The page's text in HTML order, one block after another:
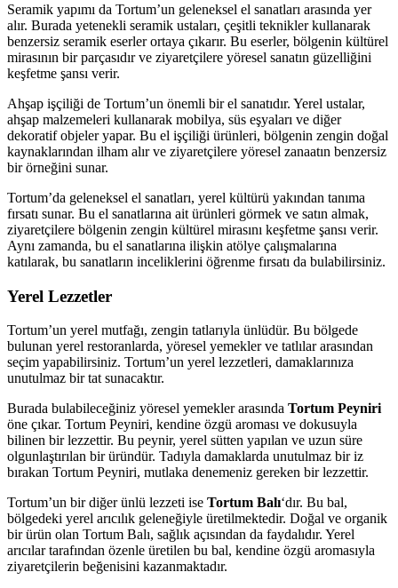
Seramik yapımı da Tortum’un geleneksel el sanatları arasında yer
alır. Burada yetenekli seramik ustaları, çeşitli teknikler kullanarak
benzersiz seramik eserler ortaya çıkarır. Bu eserler, bölgenin kültürel
mirasının bir parçasıdır ve ziyaretçilere yöresel sanatın güzelliğini
keşfetme şansı verir.
Ahşap işçiliği de Tortum’un önemli bir el sanatıdır. Yerel ustalar,
ahşap malzemeleri kullanarak mobilya, süs eşyaları ve diğer
dekoratif objeler yapar. Bu el işçiliği ürünleri, bölgenin zengin doğal
kaynaklarından ilham alır ve ziyaretçilere yöresel zanaatın benzersiz
bir örneğini sunar.
Tortum’da geleneksel el sanatları, yerel kültürü yakından tanıma
fırsatı sunar. Bu el sanatlarına ait ürünleri görmek ve satın almak,
ziyaretçilere bölgenin zengin kültürel mirasını keşfetme şansı verir.
Aynı zamanda, bu el sanatlarına ilişkin atölye çalışmalarına
katılarak, bu sanatların inceliklerini öğrenme fırsatı da bulabilirsiniz.
Yerel Lezzetler
Tortum’un yerel mutfağı, zengin tatlarıyla ünlüdür. Bu bölgede
bulunan yerel restoranlarda, yöresel yemekler ve tatlılar arasından
seçim yapabilirsiniz. Tortum’un yerel lezzetleri, damaklarınıza
unutulmaz bir tat sunacaktır.
Burada bulabileceğiniz yöresel yemekler arasında Tortum Peyniri
öne çıkar. Tortum Peyniri, kendine özgü aroması ve dokusuyla
bilinen bir lezzettir. Bu peynir, yerel sütten yapılan ve uzun süre
olgunlaştırılan bir üründür. Tadıyla damaklarda unutulmaz bir iz
bırakan Tortum Peyniri, mutlaka denemeniz gereken bir lezzettir.
Tortum’un bir diğer ünlü lezzeti ise Tortum Balı‘dır. Bu bal,
bölgedeki yerel arıcılık geleneğiyle üretilmektedir. Doğal ve organik
bir ürün olan Tortum Balı, sağlık açısından da faydalıdır. Yerel
arıcılar tarafından özenle üretilen bu bal, kendine özgü aromasıyla
ziyaretçilerin beğenisini kazanmaktadır.